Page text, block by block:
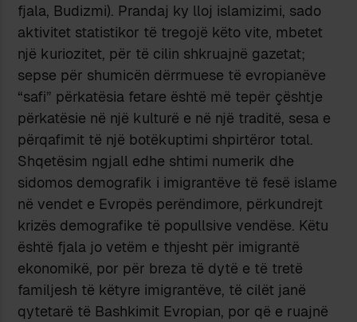
fjala, Budizmi). Prandaj ky lloj islamizimi, sado
aktivitet statistikor të tregojë këto vite, mbetet
një kuriozitet, për të cilin shkruajnë gazetat;
sepse për shumicën dërrmuese të evropianëve
“safi” përkatësia fetare është më tepër çështje
përkatësie në një kulturë e në një traditë, sesa e
përqafimit të një botëkuptimi shpirtëror total.
Shqetësim ngjall edhe shtimi numerik dhe
sidomos demografik i imigrantëve të fesë islame
në vendet e Evropës perëndimore, përkundrejt
krizës demografike të popullsive vendëse. Këtu
është fjala jo vetëm e thjesht për imigrantë
ekonomikë, por për breza të dytë e të tretë
familjesh të këtyre imigrantëve, të cilët janë
qytetarë të Bashkimit Evropian, por që e ruajnë